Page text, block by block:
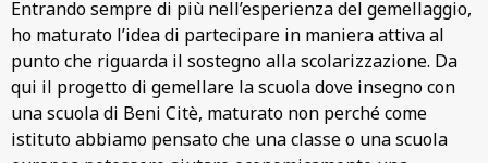
Entrando sempre di più nell’esperienza del gemellaggio,
ho maturato l’idea di partecipare in maniera attiva al
punto che riguarda il sostegno alla scolarizzazione. Da
qui il progetto di gemellare la scuola dove insegno con
una scuola di Beni Citè, maturato non perché come
istituto abbiamo pensato che una classe o una scuola